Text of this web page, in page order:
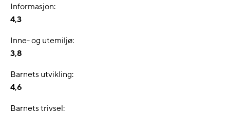
Informasjon:
4,3
Inne- og utemiljø:
3,8
Barnets utvikling:
4,6
Barnets trivsel: